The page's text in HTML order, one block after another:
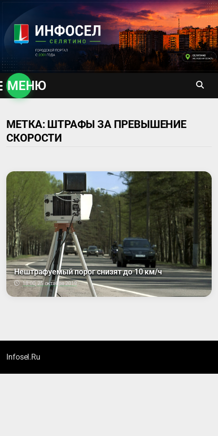
содержимому
МЕНЮ
МЕТКА: ШТРАФЫ ЗА ПРЕВЫШЕНИЕ
СКОРОСТИ
Нештрафуемый порог снизят до 10 км/ч
18:00, 25 октября 2019
Infosel.Ru